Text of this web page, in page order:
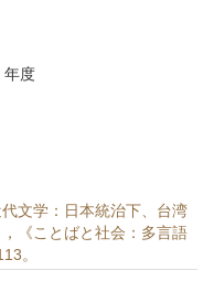
年度
文学：日本統治下、台湾
《ことばと社会：多言語
。